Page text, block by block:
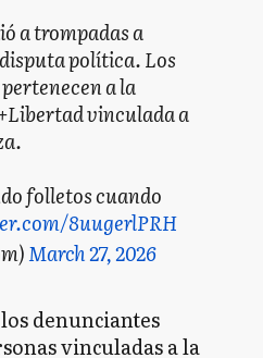
a trompadas a
política. Los
a la
vinculada a
folletos cuando
8uugerlPRH
March 27, 2026
denunciantes
vinculadas a la